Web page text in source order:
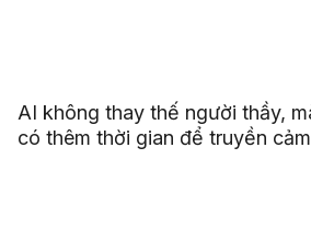
AI không thay thế người thầy,
có thêm thời gian để truyền